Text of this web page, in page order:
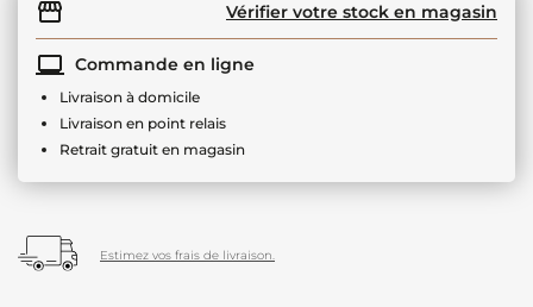
Vérifier votre stock en magasin
Commande en ligne
Livraison à domicile
Livraison en point relais
Retrait gratuit en magasin
Estimez vos frais de livraison.